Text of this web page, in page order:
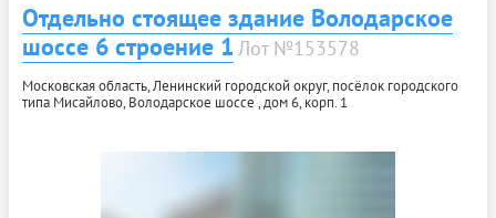
Отдельно стоящее здание Володарское
шоссе 6 строение 1 Лот №153578
Московская область, Ленинский городской округ, посёлок городского
типа Мисайлово, Володарское шоссе , дом 6, корп. 1